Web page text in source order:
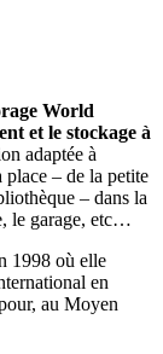
World
et le stockage à
adaptée à
place – de la petite
– dans la
le garage, etc…
1998 où elle
en
au Moyen